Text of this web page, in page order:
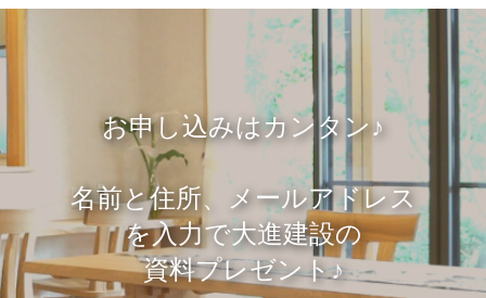
お申し込みはカンタン♪
名前と住所、メールアドレス
を入力で大進建設の
資料プレゼント♪